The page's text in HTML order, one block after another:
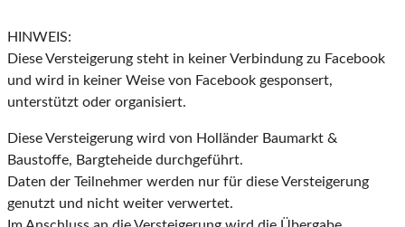
HINWEIS:
Diese Versteigerung steht in keiner Verbindung zu Facebook
und wird in keiner Weise von Facebook gesponsert,
unterstützt oder organisiert.
Diese Versteigerung wird von Holländer Baumarkt &
Baustoffe, Bargteheide durchgeführt.
Daten der Teilnehmer werden nur für diese Versteigerung
genutzt und nicht weiter verwertet.